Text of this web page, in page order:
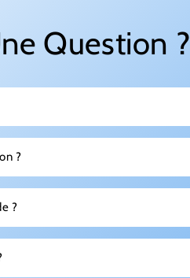
Question ?
?
?